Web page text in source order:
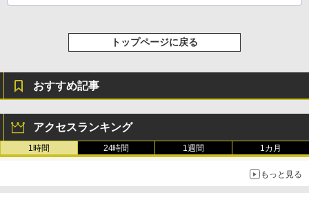
トップページに戻る
おすすめ記事
アクセスランキング
1時間 24時間 1週間 1カ月
もっと見る